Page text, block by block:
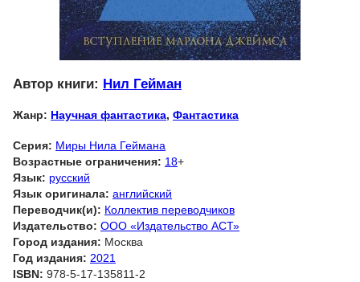
Автор книги: Нил Гейман
Жанр: Научная фантастика, Фантастика
Серия: Миры Нила Геймана
Возрастные ограничения: 18+
Язык: русский
Язык оригинала: английский
Переводчик(и): Коллектив переводчиков
Издательство: ООО «Издательство АСТ»
Город издания: Москва
Год издания: 2021
ISBN: 978-5-17-135811-2